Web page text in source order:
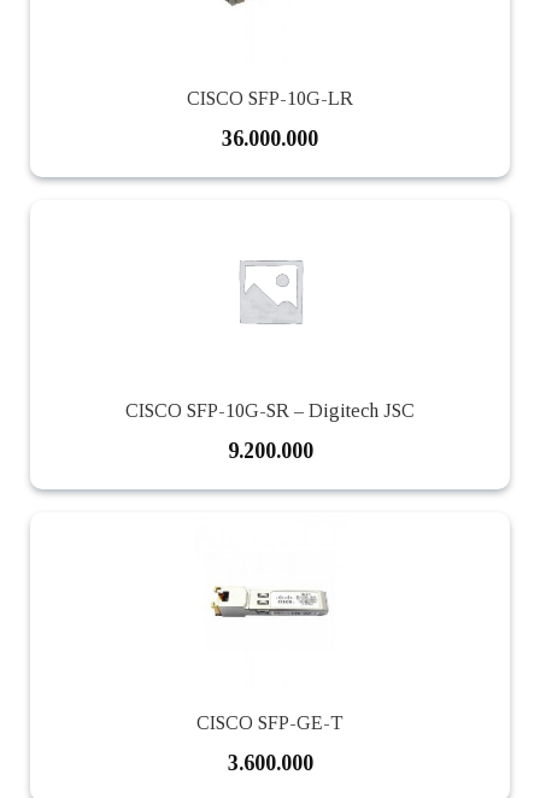
CISCO SFP-10G-LR
36.000.000
CISCO SFP-10G-SR – Digitech JSC
9.200.000
CISCO SFP-GE-T
3.600.000